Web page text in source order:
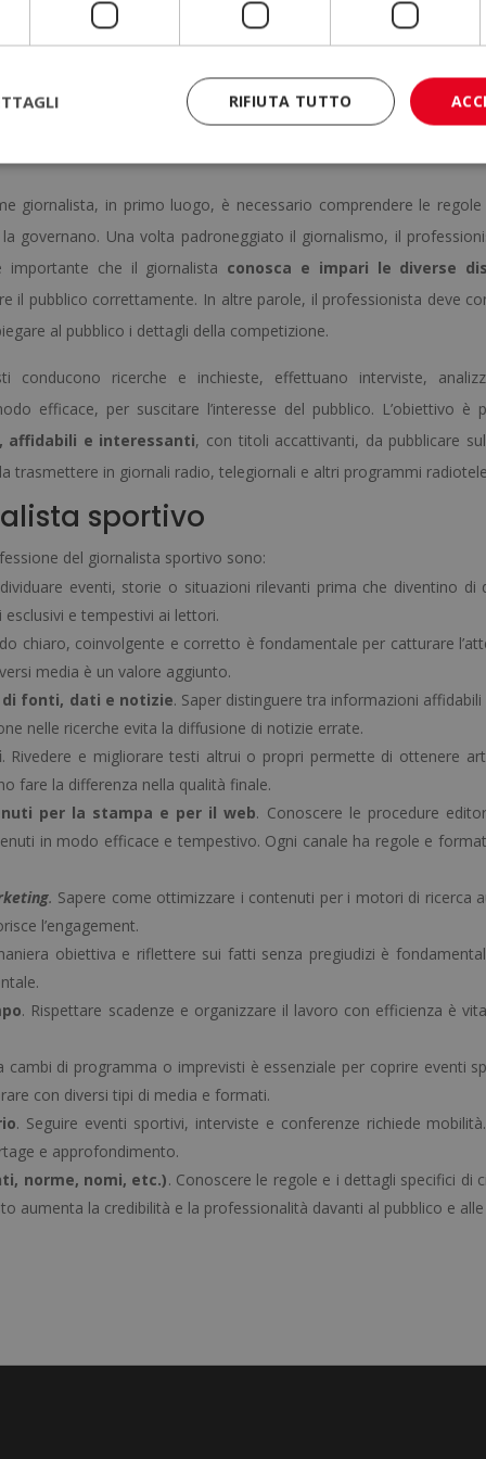
giornalista, in primo luogo, è necessario comprendere le regole
governano. Una volta padroneggiato il giornalismo, il
importante che il giornalista conosca e impari le diverse
il pubblico correttamente. In altre parole, il professionista deve
al pubblico i dettagli della competizione.
conducono ricerche e inchieste, effettuano interviste,
efficace, per suscitare l’interesse del pubblico. L’obiettivo è
affidabili e interessanti, con titoli accattivanti, da pubblicare
trasmettere in giornali radio, telegiornali e altri programmi
sportivo
del giornalista sportivo sono:
eventi, storie o situazioni rilevanti prima che diventino di
e tempestivi ai lettori.
chiaro, coinvolgente e corretto è fondamentale per catturare
media è un valore aggiunto.
fonti, dati e notizie. Saper distinguere tra informazioni affidabili
nelle ricerche evita la diffusione di notizie errate.
. Rivedere e migliorare testi altrui o propri permette di ottenere
fare la differenza nella qualità finale.
per la stampa e per il web. Conoscere le procedure
in modo efficace e tempestivo. Ogni canale ha regole e
. Sapere come ottimizzare i contenuti per i motori di ricerca
l’engagement.
obiettiva e riflettere sui fatti senza pregiudizi è
. Rispettare scadenze e organizzare il lavoro con efficienza è
cambi di programma o imprevisti è essenziale per coprire eventi
con diversi tipi di media e formati.
. Seguire eventi sportivi, interviste e conferenze richiede
e approfondimento.
norme, nomi, etc.). Conoscere le regole e i dettagli specifici di
aumenta la credibilità e la professionalità davanti al pubblico e
RIFIUTA TUTTO